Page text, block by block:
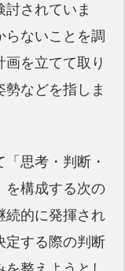
されていま
らないことを調
を立てて取り
などを指しま
思考・判断・
を構成する次の
続的に発揮され
定する際の判断